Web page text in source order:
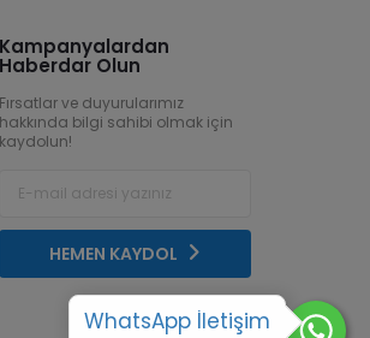
WhatsApp İletişim
Kampanyalardan
Haberdar Olun
Fırsatlar ve duyurularımız
hakkında bilgi sahibi olmak için
kaydolun!
HEMEN KAYDOL